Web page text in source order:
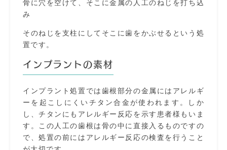
骨に穴を空けて、そこに金属の人工のねじを打ち込
み
そのねじを支柱にしてそこに歯をかぶせるという処
置です。
インプラントの素材
インプラント処置では歯根部分の金属にはアレルギ
ーを起こしにくいチタン合金が使われます。しか
し、チタンにもアレルギー反応を示す患者様もいま
す。この人工の歯根は骨の中に直接入るものですの
で、処置の前にはアレルギー反応の検査を行うこと